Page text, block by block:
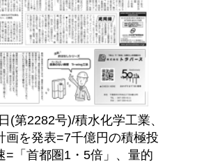
(第2282号)/積水化学工業、
画を発表=7千億円の積極投
=「首都圏1・5倍」、量的